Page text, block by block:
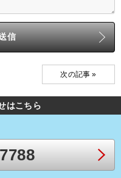
次の記事 »
はこちら